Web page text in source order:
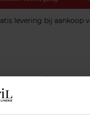
levering bij aankoop